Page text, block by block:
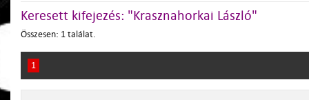
Keresett kifejezés: "Krasznahorkai László"
Összesen: 1 találat.
1